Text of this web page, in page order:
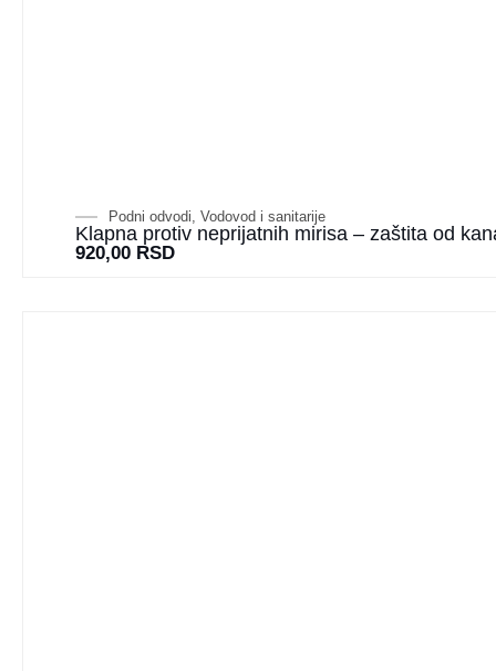
Podni odvodi, Vodovod i sanitarije
Klapna protiv neprijatnih mirisa – zaštita od
920,00 RSD